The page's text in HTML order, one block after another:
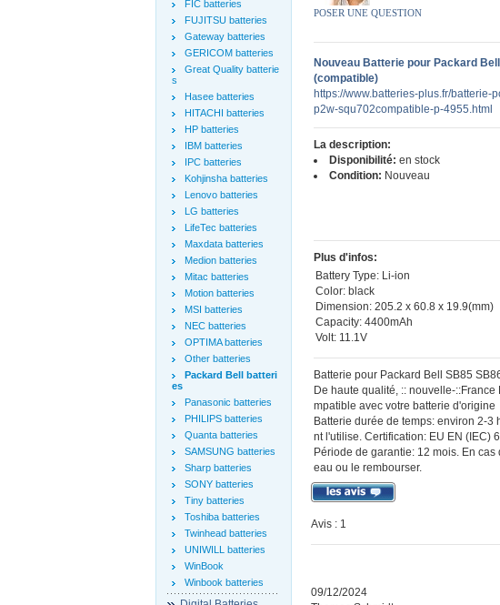
FIC batteries
FUJITSU batteries
Gateway batteries
GERICOM batteries
Great Quality batterie
s
Hasee batteries
HITACHI batteries
HP batteries
IBM batteries
IPC batteries
Kohjinsha batteries
Lenovo batteries
LG batteries
LifeTec batteries
Maxdata batteries
Medion batteries
Mitac batteries
Motion batteries
MSI batteries
NEC batteries
OPTIMA batteries
Other batteries
Packard Bell batteri
es
Panasonic batteries
PHILIPS batteries
Quanta batteries
SAMSUNG batteries
Sharp batteries
SONY batteries
Tiny batteries
Toshiba batteries
Twinhead batteries
UNIWILL batteries
WinBook
Winbook batteries
POSER UNE QUESTION
Nouveau Batterie pour Packard
(compatible)
https://www.batteries-plus.fr/
p2w-squ702compatible-p-4955.html
La description:
Disponibilité: en stock
Condition: Nouveau
Plus d'infos:
Battery Type: Li-ion
Color: black
Dimension: 205.2 x 60.8 x 19.9(mm)
Capacity: 4400mAh
Volt: 11.1V
Batterie pour Packard Bell SB85
De haute qualité, :: nouvelle-
mpatible avec votre batterie d'origine
Batterie durée de temps: environ 2-
nt l'utilise. Certification: EU EN (IEC)
Période de garantie: 12 mois. En
eau ou le rembourser.
Avis : 1
09/12/2024